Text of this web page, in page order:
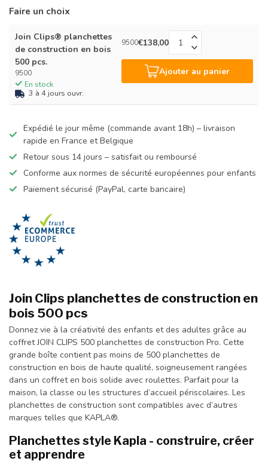
Faire un choix
Join Clips® planchettes
de construction en bois
500 pcs.
9500
En stock
3 à 4 jours ouvr.
9500€138,00
Ajouter au panier
Expédié le jour même (commande avant 18h) – livraison
rapide en France et Belgique
Retour sous 14 jours – satisfait ou remboursé
Conforme aux normes de sécurité européennes pour enfants
Paiement sécurisé (PayPal, carte bancaire)
Join Clips planchettes de construction en
bois 500 pcs
Donnez vie à la créativité des enfants et des adultes grâce au
coffret JOIN CLIPS 500 planchettes de construction Pro. Cette
grande boîte contient pas moins de 500 planchettes de
construction en bois de haute qualité, soigneusement rangées
dans un coffret en bois solide avec roulettes. Parfait pour la
maison, la classe ou les structures d’accueil périscolaires. Les
planchettes de construction sont compatibles avec d’autres
marques telles que KAPLA®.
Planchettes style Kapla - construire, créer
et apprendre